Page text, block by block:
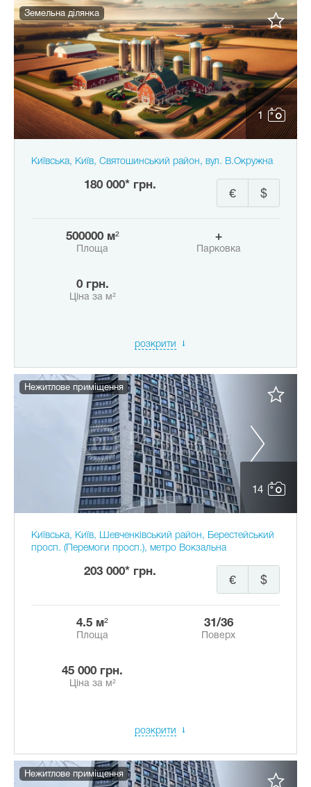
1
Земельна ділянка
Київська, Київ, Святошинський район, вул. В.Окружна
180 000* грн.
$
€
500000 м²
Площа
+
Парковка
0 грн.
Ціна за м²
розкрити
14
Нежитлове приміщення
Київська, Київ, Шевченківський район, Берестейський
просп. (Перемоги просп.), метро Вокзальна
203 000* грн.
$
€
4.5 м²
Площа
31/36
Поверх
45 000 грн.
Ціна за м²
розкрити
Нежитлове приміщення